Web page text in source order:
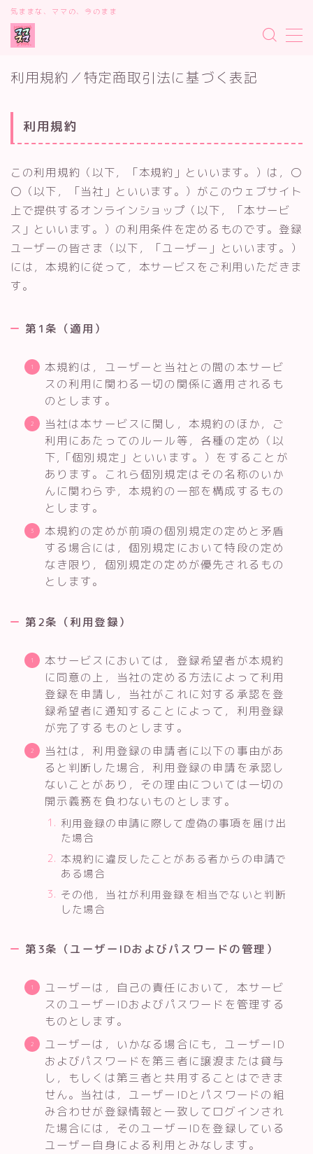
気ままな、ママの、今のまま
MENU
デモプリセット記事 #2
プライバシーポリシー
利用規約／特定商取引法に基づく表記
有料記事の決済完了ページ
利用規約／特定商取引法に基づく表記
利用規約
この利用規約（以下，「本規約」といいます。）は，〇
〇（以下，「当社」といいます。）がこのウェブサイト
上で提供するオンラインショップ（以下，「本サービ
ス」といいます。）の利用条件を定めるものです。登録
ユーザーの皆さま（以下，「ユーザー」といいます。）
には，本規約に従って，本サービスをご利用いただきま
す。
第1条（適用）
本規約は，ユーザーと当社との間の本サービ
スの利用に関わる一切の関係に適用されるも
のとします。
当社は本サービスに関し，本規約のほか，ご
利用にあたってのルール等，各種の定め（以
下,「個別規定」といいます。）をすることが
あります。これら個別規定はその名称のいか
んに関わらず，本規約の一部を構成するもの
とします。
本規約の定めが前項の個別規定の定めと矛盾
する場合には，個別規定において特段の定め
なき限り，個別規定の定めが優先されるもの
とします。
第2条（利用登録）
本サービスにおいては，登録希望者が本規約
に同意の上，当社の定める方法によって利用
登録を申請し，当社がこれに対する承認を登
録希望者に通知することによって，利用登録
が完了するものとします。
当社は，利用登録の申請者に以下の事由があ
ると判断した場合，利用登録の申請を承認し
ないことがあり，その理由については一切の
開示義務を負わないものとします。
利用登録の申請に際して虚偽の事項を届け出
た場合
本規約に違反したことがある者からの申請で
ある場合
その他，当社が利用登録を相当でないと判断
した場合
第3条（ユーザーIDおよびパスワードの管理）
ユーザーは，自己の責任において，本サービ
スのユーザーIDおよびパスワードを管理する
ものとします。
ユーザーは，いかなる場合にも，ユーザーID
およびパスワードを第三者に譲渡または貸与
し，もしくは第三者と共用することはできま
せん。当社は，ユーザーIDとパスワードの組
み合わせが登録情報と一致してログインされ
た場合には，そのユーザーIDを登録している
ユーザー自身による利用とみなします。